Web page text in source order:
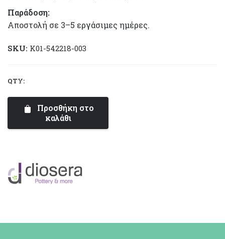
Παράδοση:
Αποστολή σε 3–5 εργάσιμες ημέρες.
SKU: K01-542218-003
QTY:
Large
|
Diosera
Προσθήκη στο
καλάθι